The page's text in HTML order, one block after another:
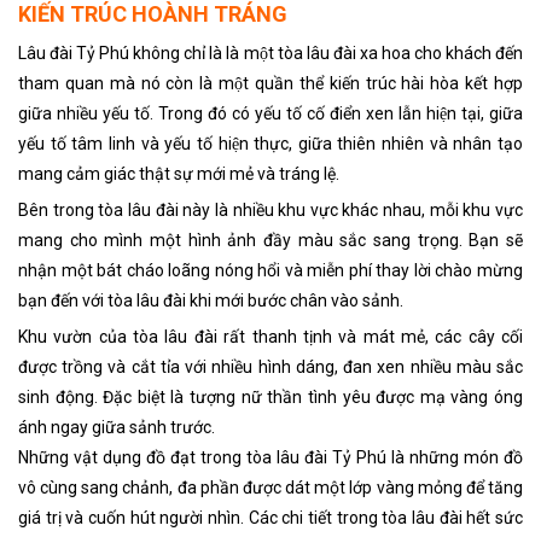
KIẾN TRÚC HOÀNH TRÁNG
Lâu đài Tỷ Phú không chỉ là là một tòa lâu đài xa hoa cho khách đến
tham quan mà nó còn là một quần thể kiến trúc hài hòa kết hợp
giữa nhiều yếu tố. Trong đó có yếu tố cố điển xen lẫn hiện tại, giữa
yếu tố tâm linh và yếu tố hiện thực, giữa thiên nhiên và nhân tạo
mang cảm giác thật sự mới mẻ và tráng lệ.
Bên trong tòa lâu đài này là nhiều khu vực khác nhau, mỗi khu vực
mang cho mình một hình ảnh đầy màu sắc sang trọng. Bạn sẽ
nhận một bát cháo loãng nóng hổi và miễn phí thay lời chào mừng
bạn đến với tòa lâu đài khi mới bước chân vào sảnh.
Khu vườn của tòa lâu đài rất thanh tịnh và mát mẻ, các cây cối
được trồng và cắt tỉa với nhiều hình dáng, đan xen nhiều màu sắc
sinh động. Đặc biệt là tượng nữ thần tình yêu được mạ vàng óng
ánh ngay giữa sảnh trước.
Những vật dụng đồ đạt trong tòa lâu đài Tỷ Phú là những món đồ
vô cùng sang chảnh, đa phần được dát một lớp vàng mỏng để tăng
giá trị và cuốn hút người nhìn. Các chi tiết trong tòa lâu đài hết sức